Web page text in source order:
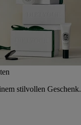
stilvollen Geschenk.